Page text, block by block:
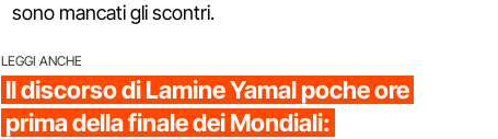
sono mancati gli scontri.
LEGGI ANCHE
Il discorso di Lamine Yamal poche ore
prima della finale dei Mondiali: